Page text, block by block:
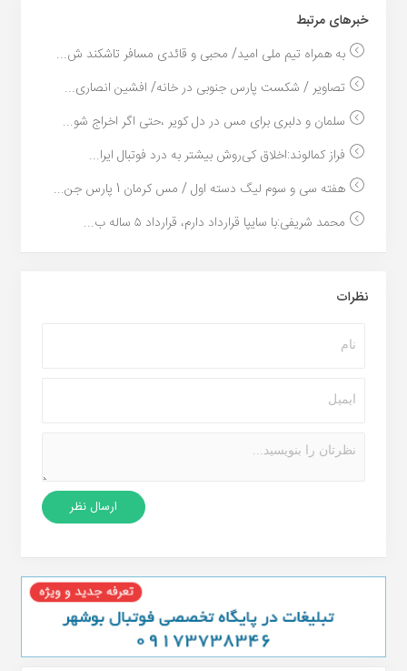
خبر‌های مرتبط
به همراه تیم ملی امید/ محبی و قائدی مسافر تاشکند ش...
تصاویر / شکست پارس جنوبی در خانه/ افشین انصاری...
سلمان و دلبری برای مس در دل کویر ،حتی اگر اخراج شو...
فراز کمالوند:اخلاق کی‌روش بیشتر به درد فوتبال ایرا...
هفته سی و سوم لیگ دسته اول / مس کرمان 1 پارس جن...
محمد شریفی:با سایپا قرارداد دارم، قرارداد ۵ ساله ب...
نظرات